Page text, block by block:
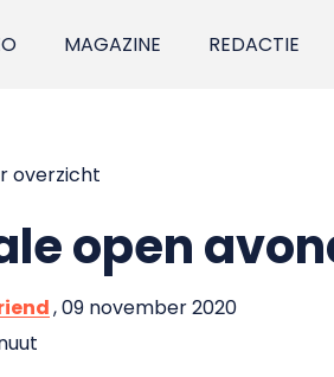
MAGAZINE REDACTIE
overzicht
open
, 09 november 2020